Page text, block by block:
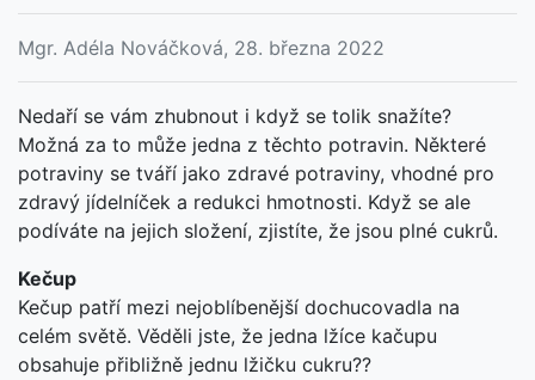
Mgr. Adéla Nováčková, 28. března 2022
Nedaří se vám zhubnout i když se tolik snažíte?
Možná za to může jedna z těchto potravin. Některé
potraviny se tváří jako zdravé potraviny, vhodné pro
zdravý jídelníček a redukci hmotnosti. Když se ale
podíváte na jejich složení, zjistíte, že jsou plné cukrů.
Kečup
Kečup patří mezi nejoblíbenější dochucovadla na
celém světě. Věděli jste, že jedna lžíce kačupu
obsahuje přibližně jednu lžičku cukru??